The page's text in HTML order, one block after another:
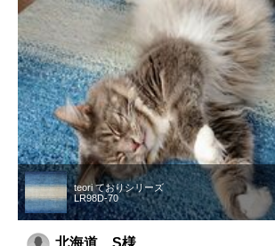
teori ておりシリーズ
LR98D-70